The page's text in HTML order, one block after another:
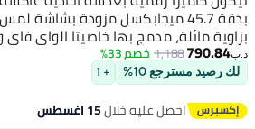
بزاوية مائلة، مدمج بها خاصيتا الواي فاي
د.ب‏790.84
1,188خصم 33%
لك رصيد مسترجع 10% + 1
احصل عليه خلال15 اغسطس